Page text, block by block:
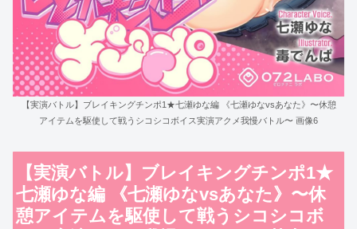
【実演バトル】ブレイキングチンポ1★七瀬ゆな編 《七瀬ゆなvsあなた》〜休憩
アイテムを駆使して戦うシコシコボイス実演アクメ我慢バトル〜 画像6
【実演バトル】ブレイキングチンポ1★
七瀬ゆな編 《七瀬ゆなvsあなた》〜休
憩アイテムを駆使して戦うシコシコボ